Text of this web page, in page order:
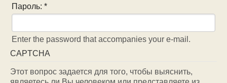
Пароль:*
Enter the password that accompanies your e-mail.
CAPTCHA
Этот вопрос задается для того, чтобы выяснить,